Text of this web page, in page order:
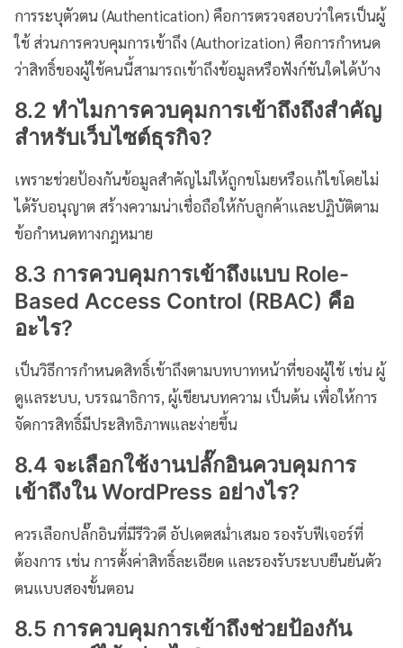
การระบุตัวตน (Authentication) คือการตรวจสอบว่าใครเป็นผู้
ใช้ ส่วนการควบคุมการเข้าถึง (Authorization) คือการกำหนด
ว่าสิทธิ์ของผู้ใช้คนนี้สามารถเข้าถึงข้อมูลหรือฟังก์ชันใดได้บ้าง
8.2 ทำไมการควบคุมการเข้าถึงถึงสำคัญ
สำหรับเว็บไซต์ธุรกิจ?
เพราะช่วยป้องกันข้อมูลสำคัญไม่ให้ถูกขโมยหรือแก้ไขโดยไม่
ได้รับอนุญาต สร้างความน่าเชื่อถือให้กับลูกค้าและปฏิบัติตาม
ข้อกำหนดทางกฎหมาย
8.3 การควบคุมการเข้าถึงแบบ Role-
Based Access Control (RBAC) คือ
อะไร?
เป็นวิธีการกำหนดสิทธิ์เข้าถึงตามบทบาทหน้าที่ของผู้ใช้ เช่น ผู้
ดูแลระบบ, บรรณาธิการ, ผู้เขียนบทความ เป็นต้น เพื่อให้การ
จัดการสิทธิ์มีประสิทธิภาพและง่ายขึ้น
8.4 จะเลือกใช้งานปลั๊กอินควบคุมการ
เข้าถึงใน WordPress อย่างไร?
ควรเลือกปลั๊กอินที่มีรีวิวดี อัปเดตสม่ำเสมอ รองรับฟีเจอร์ที่
ต้องการ เช่น การตั้งค่าสิทธิ์ละเอียด และรองรับระบบยืนยันตัว
ตนแบบสองขั้นตอน
8.5 การควบคุมการเข้าถึงช่วยป้องกัน